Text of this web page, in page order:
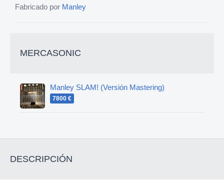
Fabricado por Manley
MERCASONIC
Manley SLAM! (Versión Mastering)
7800 €
DESCRIPCIÓN